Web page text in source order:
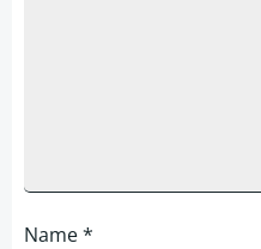
Name*